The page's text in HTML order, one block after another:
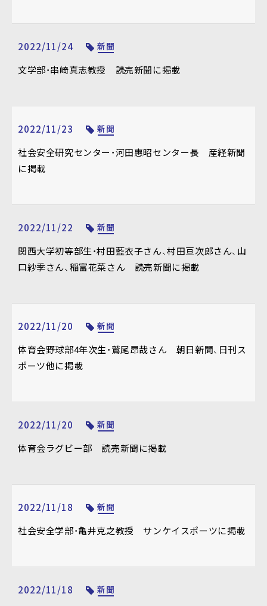
2022/11/24 新聞
文学部・串崎真志教授 読売新聞に掲載
2022/11/23 新聞
社会安全研究センター・河田惠昭センター長 産経新聞
に掲載
2022/11/22 新聞
関西大学初等部生・村田藍衣子さん、村田亘次郎さん、山
口紗季さん、稲富花菜さん 読売新聞に掲載
2022/11/20 新聞
体育会野球部4年次生・鷲尾昂哉さん 朝日新聞、日刊ス
ポーツ他に掲載
2022/11/20 新聞
体育会ラグビー部 読売新聞に掲載
2022/11/18 新聞
社会安全学部・亀井克之教授 サンケイスポーツに掲載
2022/11/18 新聞